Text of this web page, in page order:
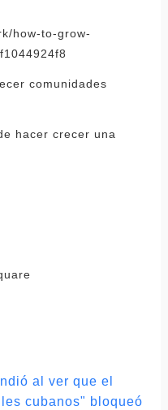
how-to-grow-
comunidades
hacer crecer una
al ver que el
cubanos" bloqueó